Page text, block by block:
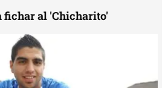
fichar al 'Chicharito'